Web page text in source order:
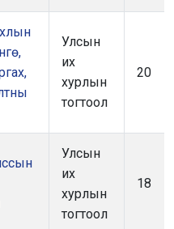
Улсын
их
хурлын
тогтоол
20
Улсын
их
хурлын
тогтоол
18